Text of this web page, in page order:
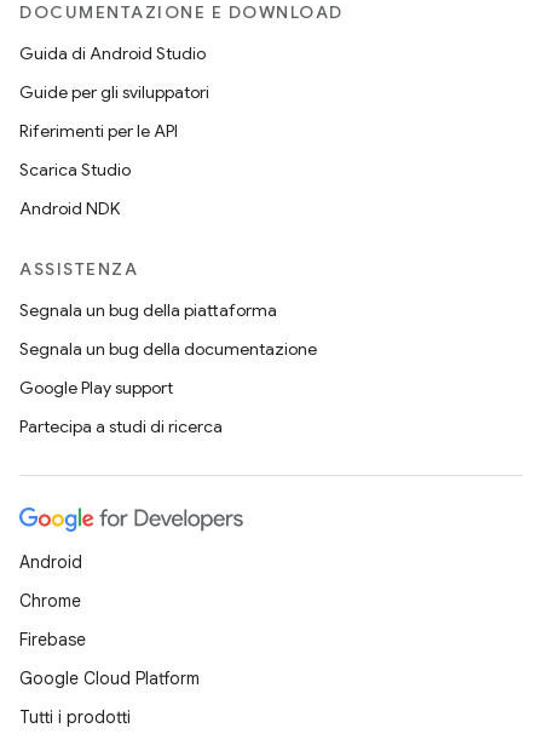
DOCUMENTAZIONE E DOWNLOAD
Guida di Android Studio
Guide per gli sviluppatori
Riferimenti per le API
Scarica Studio
Android NDK
ASSISTENZA
Segnala un bug della piattaforma
Segnala un bug della documentazione
Google Play support
Partecipa a studi di ricerca
Android
Chrome
Firebase
Google Cloud Platform
Tutti i prodotti